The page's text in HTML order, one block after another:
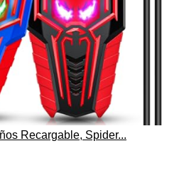
Recargable, Spider...